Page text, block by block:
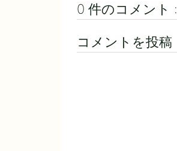
0 件のコメント :
コメントを投稿